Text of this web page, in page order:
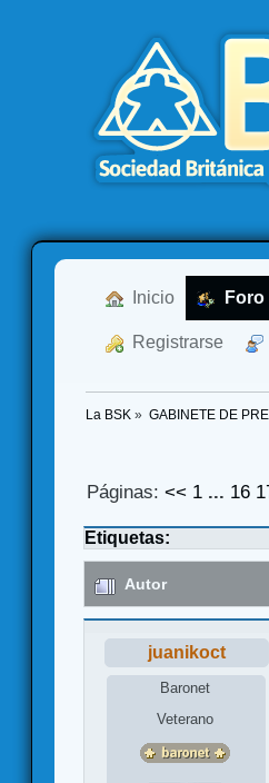
Inicio Foro
Registrarse
La BSK » GABINETE DE
Páginas:<< 1 ... 16
Etiquetas:
Autor
juanikoct
Baronet
Veterano